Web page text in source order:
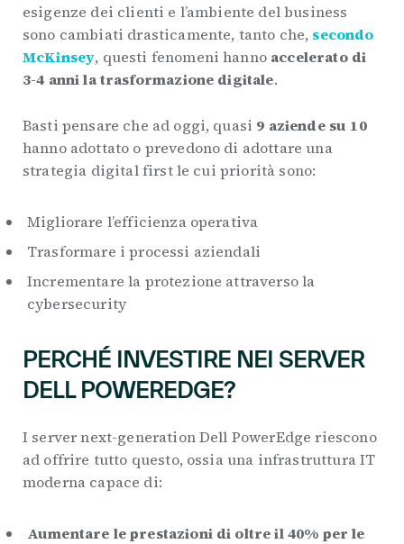
esigenze dei clienti e l’ambiente del business
sono cambiati drasticamente, tanto che, secondo
McKinsey, questi fenomeni hanno accelerato di
3-4 anni la trasformazione digitale.
Basti pensare che ad oggi, quasi 9 aziende su 10
hanno adottato o prevedono di adottare una
strategia digital first le cui priorità sono:
Migliorare l’efficienza operativa
Trasformare i processi aziendali
Incrementare la protezione attraverso la
cybersecurity
PERCHÉ INVESTIRE NEI SERVER
DELL POWEREDGE?
I server next-generation Dell PowerEdge riescono
ad offrire tutto questo, ossia una infrastruttura IT
moderna capace di:
Aumentare le prestazioni di oltre il 40% per le